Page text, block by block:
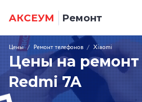
АКСЕУМ Ремонт
Цены / Ремонт телефонов / Xiaomi
Цены на ремонт
Redmi 7A